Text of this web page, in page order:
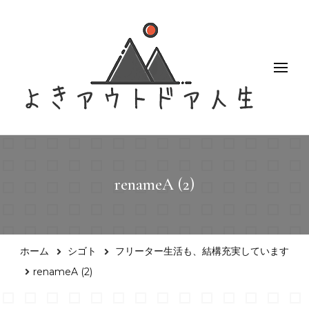
よきアウトドア人生
アクティブなアウトドア女子のブログ
renameA (2)
ホーム シゴト
フリーター生活も、結構充実しています
renameA (2)